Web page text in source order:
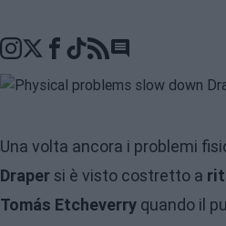
Go to comments
Una volta ancora i problemi
Draper si è visto costretto a
Tomás Etcheverry quando il